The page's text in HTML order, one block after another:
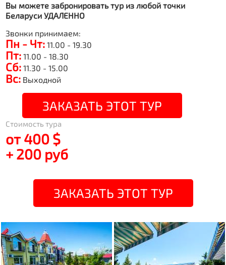
Вы можете забронировать тур из любой точки
Беларуси УДАЛЕННО
Звонки принимаем:
Пн - Чт: 11.00 - 19.30
Пт: 11.00 - 18.30
Сб: 11.30 - 15.00
Вс: Выходной
ЗАКАЗАТЬ ЭТОТ ТУР
Стоимость тура
от 400 $
+ 200 руб
ЗАКАЗАТЬ ЭТОТ ТУР